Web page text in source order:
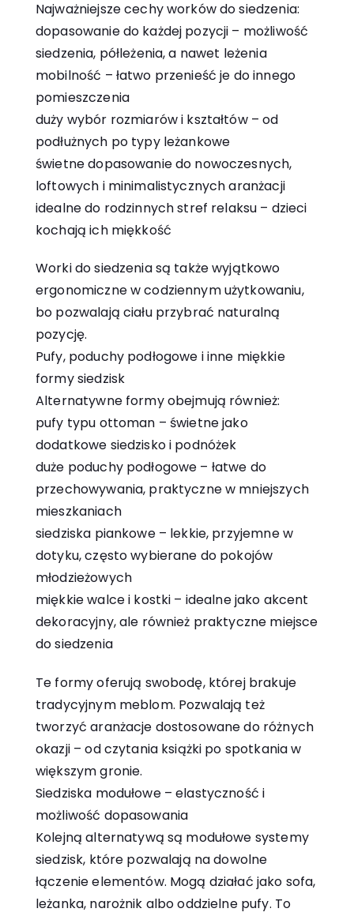
Najważniejsze cechy worków do siedzenia:
dopasowanie do każdej pozycji – możliwość
siedzenia, półleżenia, a nawet leżenia
mobilność – łatwo przenieść je do innego
pomieszczenia
duży wybór rozmiarów i kształtów – od
podłużnych po typy leżankowe
świetne dopasowanie do nowoczesnych,
loftowych i minimalistycznych aranżacji
idealne do rodzinnych stref relaksu – dzieci
kochają ich miękkość
Worki do siedzenia są także wyjątkowo
ergonomiczne w codziennym użytkowaniu,
bo pozwalają ciału przybrać naturalną
pozycję.
Pufy, poduchy podłogowe i inne miękkie
formy siedzisk
Alternatywne formy obejmują również:
pufy typu ottoman – świetne jako
dodatkowe siedzisko i podnóżek
duże poduchy podłogowe – łatwe do
przechowywania, praktyczne w mniejszych
mieszkaniach
siedziska piankowe – lekkie, przyjemne w
dotyku, często wybierane do pokojów
młodzieżowych
miękkie walce i kostki – idealne jako akcent
dekoracyjny, ale również praktyczne miejsce
do siedzenia
Te formy oferują swobodę, której brakuje
tradycyjnym meblom. Pozwalają też
tworzyć aranżacje dostosowane do różnych
okazji – od czytania książki po spotkania w
większym gronie.
Siedziska modułowe – elastyczność i
możliwość dopasowania
Kolejną alternatywą są modułowe systemy
siedzisk, które pozwalają na dowolne
łączenie elementów. Mogą działać jako sofa,
leżanka, narożnik albo oddzielne pufy. To